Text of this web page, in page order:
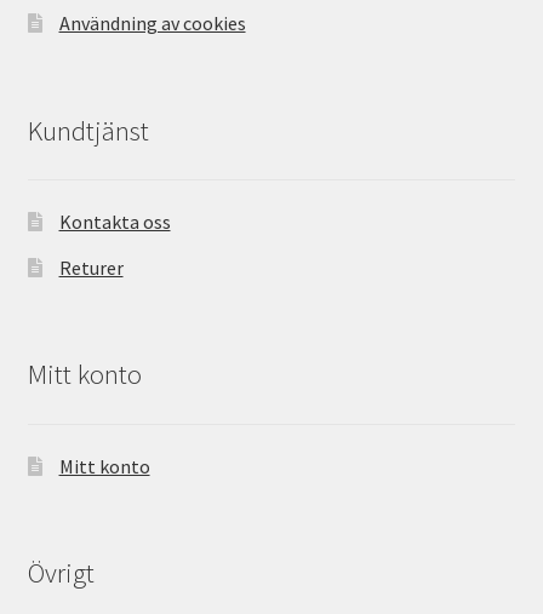
Användning av cookies
Kundtjänst
Kontakta oss
Returer
Mitt konto
Mitt konto
Övrigt